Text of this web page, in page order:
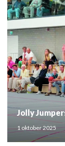
Jolly
1 oktober 2025